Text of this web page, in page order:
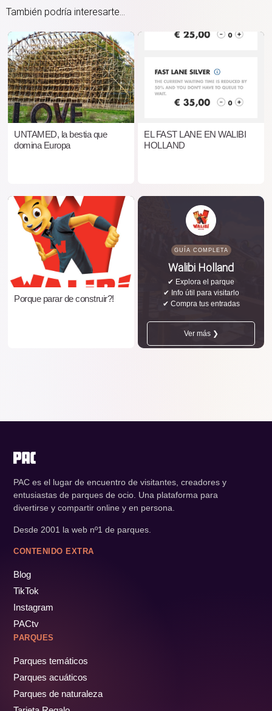
También podría interesarte...
UNTAMED, la bestia que
domina Europa
EL FAST LANE EN WALIBI
HOLLAND
Porque parar de construir?!
GUÍA COMPLETA
Walibi Holland
✔ Explora el parque
✔ Info útil para visitarlo
✔ Compra tus entradas
Ver más ❯
PAC es el lugar de encuentro de visitantes, creadores y
entusiastas de parques de ocio. Una plataforma para
divertirse y compartir online y en persona.
Desde 2001 la web nº1 de parques.
CONTENIDO EXTRA
Blog
TikTok
Instagram
PACtv
PARQUES
Parques temáticos
Parques acuáticos
Parques de naturaleza